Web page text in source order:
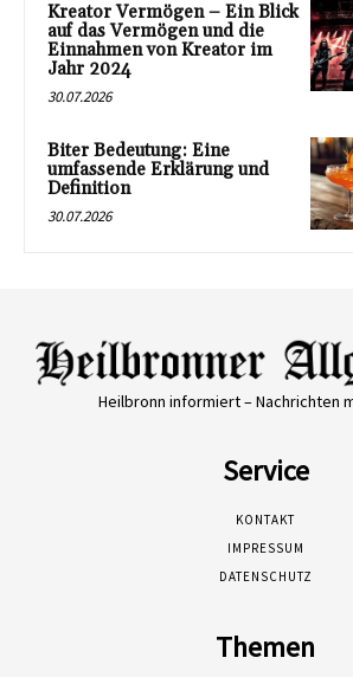
Kreator Vermögen – Ein Blick
auf das Vermögen und die
Einnahmen von Kreator im
Jahr 2024
30.07.2026
Biter Bedeutung: Eine
umfassende Erklärung und
Definition
30.07.2026
Heilbronn informiert – Nachrichten
Service
KONTAKT
IMPRESSUM
DATENSCHUTZ
Themen